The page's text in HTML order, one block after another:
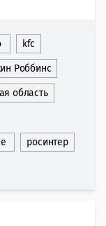
kfc
Роббинс
область
росинтер